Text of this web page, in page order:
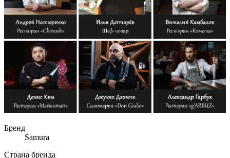
Бренд
Samura
Страна бренда